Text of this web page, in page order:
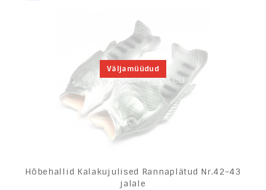
Väljamüüdud
Hõbehallid Kalakujulised Rannaplätud Nr.42-43
jalale